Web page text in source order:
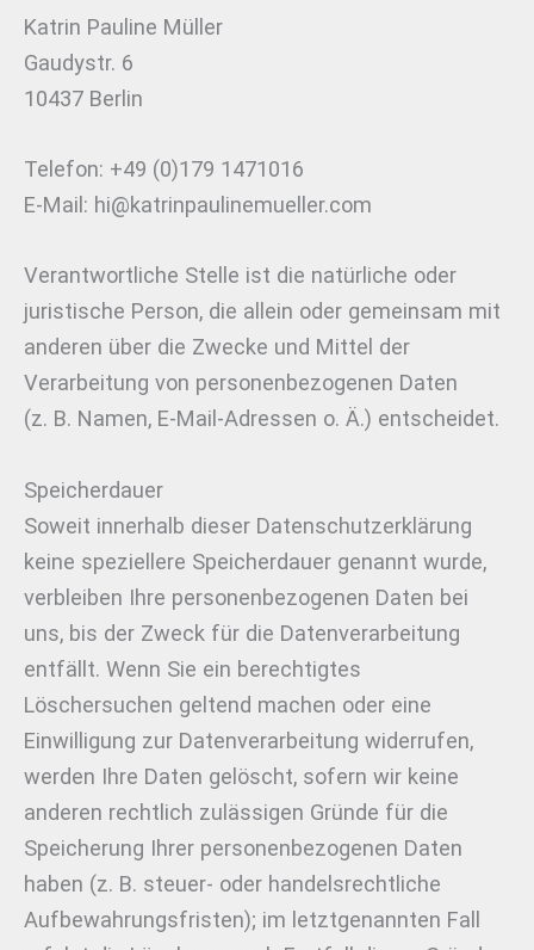
Katrin Pauline Müller
Gaudystr. 6
10437 Berlin
Telefon: +49 (0)179 1471016
E-Mail: hi@katrinpaulinemueller.com
Verantwortliche Stelle ist die natürliche oder
juristische Person, die allein oder gemeinsam mit
anderen über die Zwecke und Mittel der
Verarbeitung von personenbezogenen Daten
(z. B. Namen, E-Mail-Adressen o. Ä.) entscheidet.
Speicherdauer
Soweit innerhalb dieser Datenschutzerklärung
keine speziellere Speicherdauer genannt wurde,
verbleiben Ihre personenbezogenen Daten bei
uns, bis der Zweck für die Datenverarbeitung
entfällt. Wenn Sie ein berechtigtes
Löschersuchen geltend machen oder eine
Einwilligung zur Datenverarbeitung widerrufen,
werden Ihre Daten gelöscht, sofern wir keine
anderen rechtlich zulässigen Gründe für die
Speicherung Ihrer personenbezogenen Daten
haben (z. B. steuer- oder handelsrechtliche
Aufbewahrungsfristen); im letztgenannten Fall